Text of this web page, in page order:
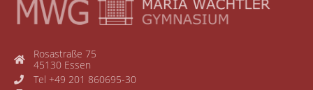
Rosastraße 75
45130 Essen
Tel +49 201 860695-30